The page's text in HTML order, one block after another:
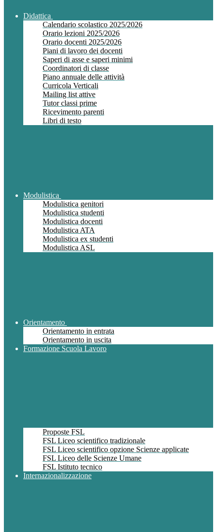
Didattica
Calendario scolastico 2025/2026
Orario lezioni 2025/2026
Orario docenti 2025/2026
Piani di lavoro dei docenti
Saperi di asse e saperi minimi
Coordinatori di classe
Piano annuale delle attività
Curricola Verticali
Mailing list attive
Tutor classi prime
Ricevimento parenti
Libri di testo
Modulistica
Modulistica genitori
Modulistica studenti
Modulistica docenti
Modulistica ATA
Modulistica ex studenti
Modulistica ASL
Orientamento
Orientamento in entrata
Orientamento in uscita
Formazione Scuola Lavoro
Proposte FSL
FSL Liceo scientifico tradizionale
FSL Liceo scientifico opzione Scienze applicate
FSL Liceo delle Scienze Umane
FSL Istituto tecnico
Internazionalizzazione